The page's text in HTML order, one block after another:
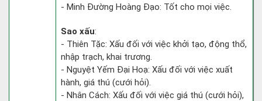
- Minh Đường Hoàng Đạo: Tốt cho mọi việc.
Sao xấu:
- Thiên Tặc: Xấu đối với việc khởi tạo, động thổ,
nhập trạch, khai trương.
- Nguyệt Yếm Đại Hoạ: Xấu đối với việc xuất
hành, giá thú (cưới hỏi).
- Nhân Cách: Xấu đối với việc giá thú (cưới hỏi),